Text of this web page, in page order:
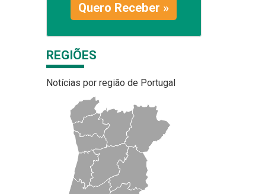
Quero Receber »
REGIÕES
Notícias por região de Portugal